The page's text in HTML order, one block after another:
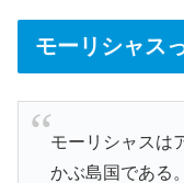
モーリシャス
モーリシャスは
かぶ島国である